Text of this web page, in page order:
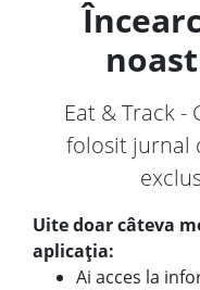
Eat & Track -
folosit jurnal
Uite doar câteva
aplicația:
Ai acces la